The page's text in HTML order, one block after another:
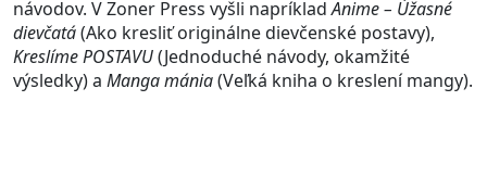
návodov. V Zoner Press vyšli napríkladAnime – Úžasné
dievčatá(Ako kresliť originálne dievčenské postavy),
Kreslíme POSTAVU(Jednoduché návody, okamžité
výsledky) a Manga mánia(Veľká kniha o kreslení mangy).